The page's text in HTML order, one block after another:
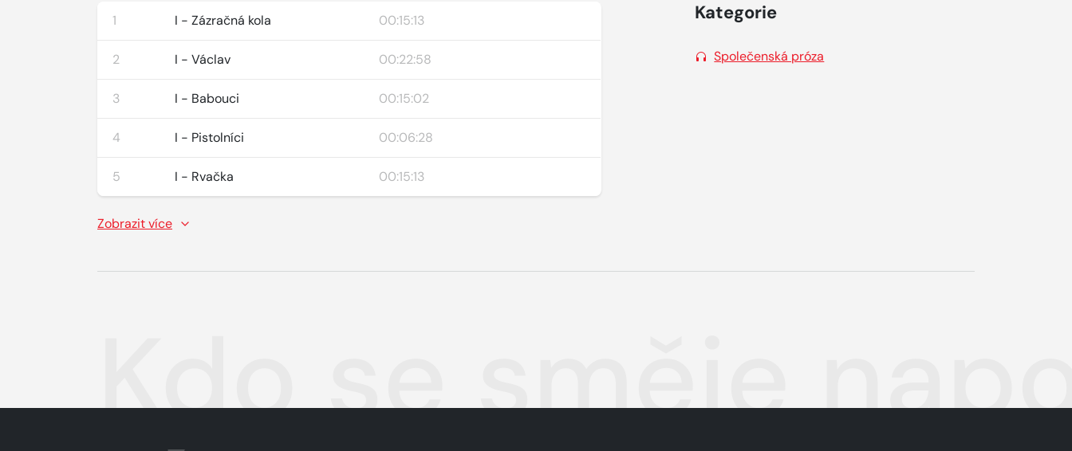
1 I - Zázračná kola 00:15:13
2 I - Václav 00:22:58
3 I - Babouci 00:15:02
4 I - Pistolníci 00:06:28
5 I - Rvačka 00:15:13
Zobrazit více
Kategorie
Společenská próza
Kdo se směje